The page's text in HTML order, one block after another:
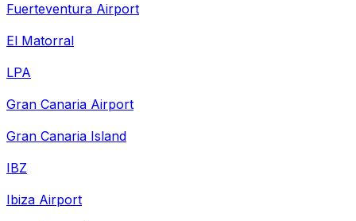
Fuerteventura Airport
El Matorral
LPA
Gran Canaria Airport
Gran Canaria Island
IBZ
Ibiza Airport